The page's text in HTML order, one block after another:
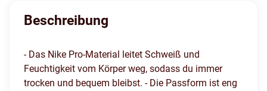
Beschreibung
- Das Nike Pro-Material leitet Schweiß und
Feuchtigkeit vom Körper weg, sodass du immer
trocken und bequem bleibst. - Die Passform ist eng